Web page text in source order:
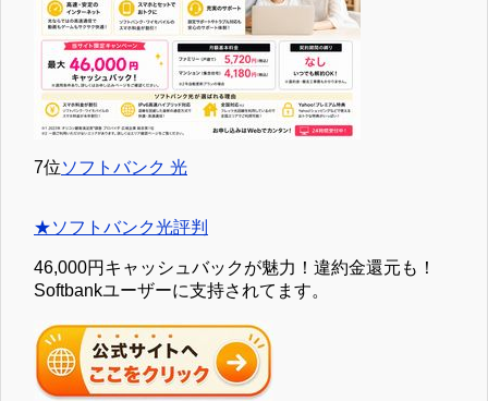
7位ソフトバンク 光
★ソフトバンク光評判
46,000円キャッシュバックが魅力！違約金還元も！
Softbankユーザーに支持されてます。